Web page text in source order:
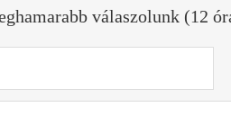
válaszolunk (12